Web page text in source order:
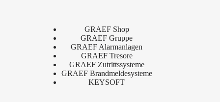
GRAEF Shop
GRAEF Gruppe
GRAEF Alarmanlagen
GRAEF Tresore
GRAEF Zutrittssysteme
GRAEF Brandmeldesysteme
KEYSOFT